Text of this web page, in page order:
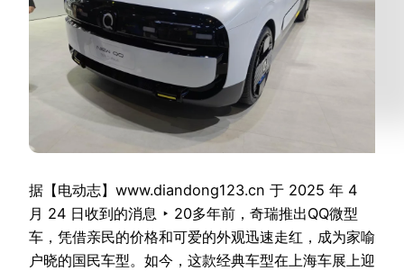
据【电动志】www.diandong123.cn 于 2025 年 4
月 24 日收到的消息 ‣ 20多年前，奇瑞推出QQ微型
车，凭借亲民的价格和可爱的外观迅速走红，成为家喻
户晓的国民车型。如今，这款经典车型在上海车展上迎